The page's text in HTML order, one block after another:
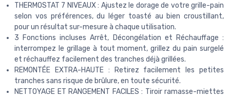
THERMOSTAT 7 NIVEAUX : Ajustez le dorage de votre grille-pain
selon vos préférences, du léger toasté au bien croustillant,
pour un résultat sur-mesure à chaque utilisation.
3 Fonctions incluses Arrêt, Décongélation et Réchauffage :
interrompez le grillage à tout moment, grillez du pain surgelé
et réchauffez facilement des tranches déjà grillées.
REMONTÉE EXTRA-HAUTE : Retirez facilement les petites
tranches sans risque de brûlure, en toute sécurité.
NETTOYAGE ET RANGEMENT FACILES : Tiroir ramasse-miettes